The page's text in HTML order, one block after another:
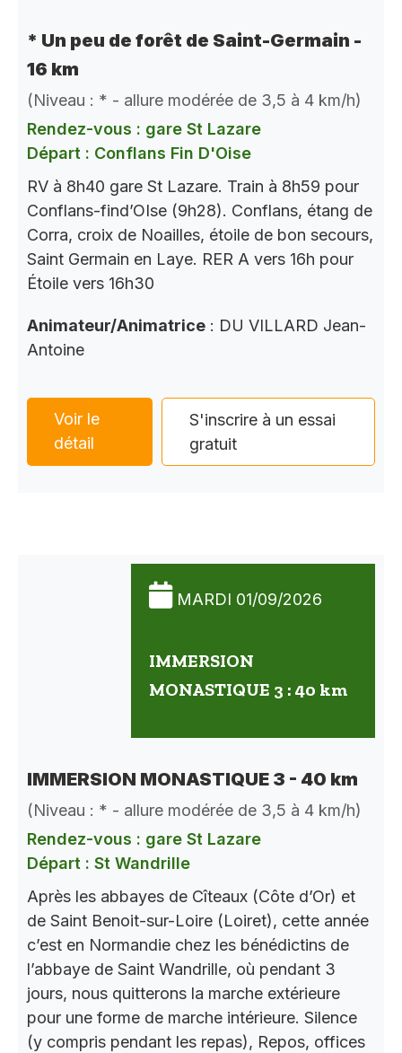
* Un peu de forêt de Saint-Germain -
16 km
(Niveau : * - allure modérée de 3,5 à 4 km/h)
Rendez-vous : gare St Lazare
Départ : Conflans Fin D'Oise
RV à 8h40 gare St Lazare. Train à 8h59 pour
Conflans-find’OIse (9h28). Conflans, étang de
Corra, croix de Noailles, étoile de bon secours,
Saint Germain en Laye. RER A vers 16h pour
Étoile vers 16h30
Animateur/Animatrice : DU VILLARD Jean-
Antoine
Voir le
détail
S'inscrire à un essai
gratuit
MARDI 01/09/2026
IMMERSION
MONASTIQUE 3 : 40 km
IMMERSION MONASTIQUE 3 - 40 km
(Niveau : * - allure modérée de 3,5 à 4 km/h)
Rendez-vous : gare St Lazare
Départ : St Wandrille
Après les abbayes de Cîteaux (Côte d’Or) et
de Saint Benoit-sur-Loire (Loiret), cette année
c’est en Normandie chez les bénédictins de
l’abbaye de Saint Wandrille, où pendant 3
jours, nous quitterons la marche extérieure
pour une forme de marche intérieure. Silence
(y compris pendant les repas), Repos, offices